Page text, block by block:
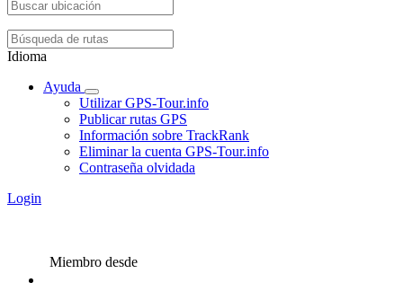
Idioma
Ayuda
Utilizar GPS-Tour.info
Publicar rutas GPS
Información sobre TrackRank
Eliminar la cuenta GPS-Tour.info
Contraseña olvidada
Login
Miembro desde